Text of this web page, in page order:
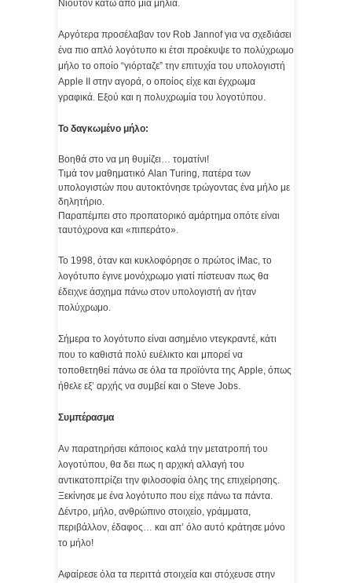
Νιούτον κάτω από μια μηλιά.
Αργότερα προσέλαβαν τον Rob Jannof για να σχεδιάσει
ένα πιο απλό λογότυπο κι έτσι προέκυψε το πολύχρωμο
μήλο το οποίο “γιόρταζε” την επιτυχία του υπολογιστή
Apple II στην αγορά, ο οποίος είχε και έγχρωμα
γραφικά. Εξού και η πολυχρωμία του λογοτύπου.
Το δαγκωμένο μήλο:
Βοηθά στο να μη θυμίζει… τοματίνι!
Τιμά τον μαθηματικό Alan Turing, πατέρα των
υπολογιστών που αυτοκτόνησε τρώγοντας ένα μήλο με
δηλητήριο.
Παραπέμπει στο προπατορικό αμάρτημα οπότε είναι
ταυτόχρονα και «πιπεράτο».
Το 1998, όταν και κυκλοφόρησε ο πρώτος iMac, το
λογότυπο έγινε μονόχρωμο γιατί πίστευαν πως θα
έδειχνε άσχημα πάνω στον υπολογιστή αν ήταν
πολύχρωμο.
Σήμερα το λογότυπο είναι ασημένιο ντεγκραντέ, κάτι
που το καθιστά πολύ ευέλικτο και μπορεί να
τοποθετηθεί πάνω σε όλα τα προϊόντα της Apple, όπως
ήθελε εξ’ αρχής να συμβεί και ο Steve Jobs.
Συμπέρασμα
Αν παρατηρήσει κάποιος καλά την μετατροπή του
λογοτύπου, θα δει πως η αρχική αλλαγή του
αντικατοπτρίζει την φιλοσοφία όλης της επιχείρησης.
Ξεκίνησε με ένα λογότυπο που είχε πάνω τα πάντα.
Δέντρο, μήλο, ανθρώπινο στοιχείο, γράμματα,
περιβάλλον, έδαφος… και απ’ όλο αυτό κράτησε μόνο
το μήλο!
Αφαίρεσε όλα τα περιττά στοιχεία και στόχευσε στην